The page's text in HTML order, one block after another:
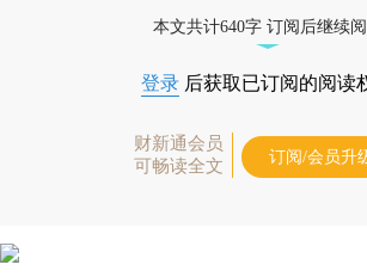
本文共计640字 订阅后继续
登录 后获取已订阅的阅读
财新通会员
可畅读全文
订阅/会员升